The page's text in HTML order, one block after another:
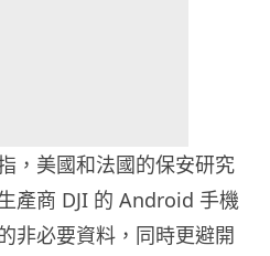
，美國和法國的保安研究
產商 DJI 的 Android 手機
非必要資料，同時更避開